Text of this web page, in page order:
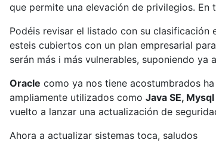
que permite una elevación de privilegios. En
Podéis revisar el listado con su clasificación
esteis cubiertos con un plan empresarial
serán más i más vulnerables, suponiendo ya
Oracle como ya nos tiene acostumbrados
ampliamente utilizados como Java SE,
vuelto a lanzar una actualización de
Ahora a actualizar sistemas toca, saludos